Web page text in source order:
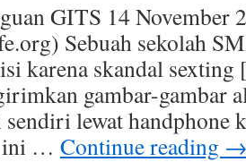
GITS 14 November
Sebuah sekolah
karena skandal sexting
gambar-gambar
lewat handphone
ini … Continue reading